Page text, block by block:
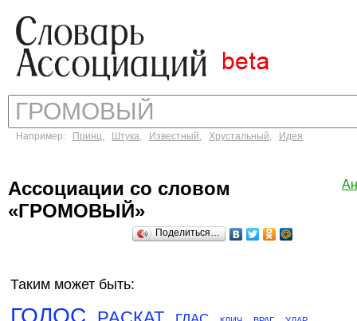
Например: Принц, Штука, Известный, Хрустальный, Идея
Ассоциации со словом
«ГРОМОВЫЙ»
Поделиться…
Таким может быть:
ГОЛОС